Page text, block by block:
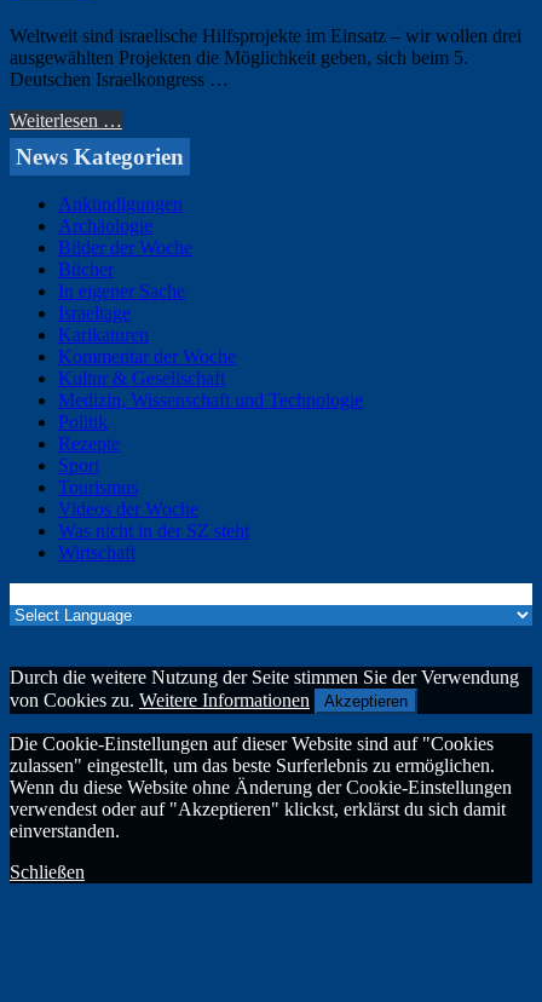
Weltweit sind israelische Hilfsprojekte im Einsatz – wir wollen drei
ausgewählten Projekten die Möglichkeit geben, sich beim 5.
Deutschen Israelkongress …
Weiterlesen …
News Kategorien
Ankündigungen
Archäologie
Bilder der Woche
Bücher
In eigener Sache
Israeltage
Karikaturen
Kommentar der Woche
Kultur & Gesellschaft
Medizin, Wissenschaft und Technologie
Politik
Rezepte
Sport
Tourismus
Videos der Woche
Was nicht in der SZ steht
Wirtschaft
Durch die weitere Nutzung der Seite stimmen Sie der Verwendung
von Cookies zu. Weitere Informationen Akzeptieren
Die Cookie-Einstellungen auf dieser Website sind auf "Cookies
zulassen" eingestellt, um das beste Surferlebnis zu ermöglichen.
Wenn du diese Website ohne Änderung der Cookie-Einstellungen
verwendest oder auf "Akzeptieren" klickst, erklärst du sich damit
einverstanden.
Schließen